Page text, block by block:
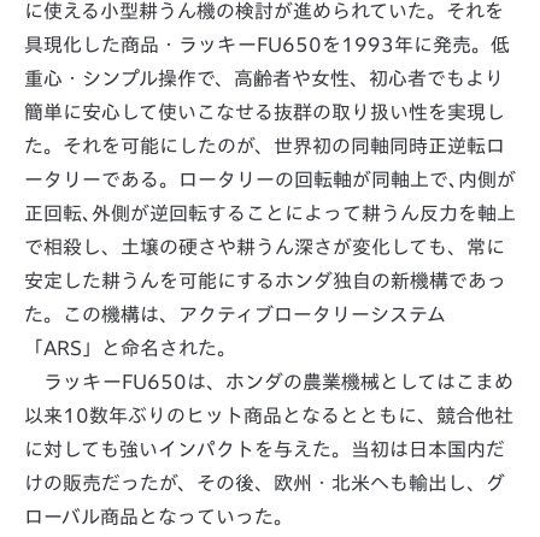
に使える小型耕うん機の検討が進められていた。それを
具現化した商品・ラッキーFU650を1993年に発売。低
重心・シンプル操作で、高齢者や女性、初心者でもより
簡単に安心して使いこなせる抜群の取り扱い性を実現し
た。それを可能にしたのが、世界初の同軸同時正逆転ロ
ータリーである。ロータリーの回転軸が同軸上で､内側が
正回転､外側が逆回転することによって耕うん反力を軸上
で相殺し、土壌の硬さや耕うん深さが変化しても、常に
安定した耕うんを可能にするホンダ独自の新機構であっ
た。この機構は、アクティブロータリーシステム
「ARS」と命名された。
ラッキーFU650は、ホンダの農業機械としてはこまめ
以来10数年ぶりのヒット商品となるとともに、競合他社
に対しても強いインパクトを与えた。当初は日本国内だ
けの販売だったが、その後、欧州・北米へも輸出し、グ
ローバル商品となっていった。